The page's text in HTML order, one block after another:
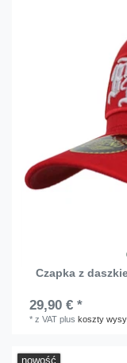
Czapka z
29,90 € *
*z VAT pluskoszty